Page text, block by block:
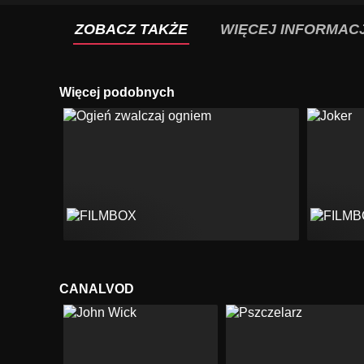
ZOBACZ TAKŻE WIĘCEJ
Więcej podobnych
CANALVOD